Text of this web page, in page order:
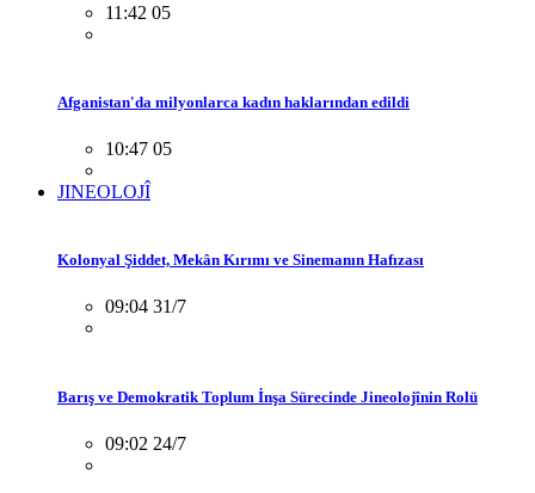
11:42 05
Afganistan'da milyonlarca kadın haklarından edildi
10:47 05
JINEOLOJÎ
Kolonyal Şiddet, Mekân Kırımı ve Sinemanın Hafızası
09:04 31/7
Barış ve Demokratik Toplum İnşa Sürecinde Jineolojînin Rolü
09:02 24/7